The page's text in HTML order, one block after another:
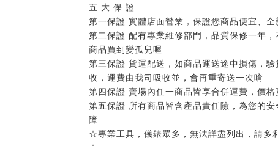
五 大 保 證
第一保證 實體店面營業，保證您商品便宜、全
第二保證 配有專業維修部門，品質保修一年
商品買到變孤兒喔
第三保證 貨運配送，如商品運送途中損傷，驗
收，運費由我司吸收並，會再重寄送一次唷
第四保證 賣場內任一商品皆享合併運費，價格
第五保證 所有商品皆含產品責任險，為您的
障
☆專業工具，儀錶眾多，無法詳盡列出，請多